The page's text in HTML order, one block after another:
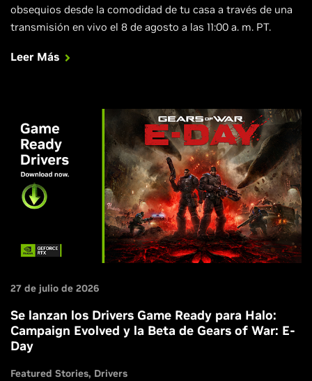
obsequios desde la comodidad de tu casa a través de una
transmisión en vivo el 8 de agosto a las 11:00 a. m. PT.
Leer Más
27 de julio de 2026
Se lanzan los Drivers Game Ready para Halo:
Campaign Evolved y la Beta de Gears of War: E-
Day
Featured Stories Drivers